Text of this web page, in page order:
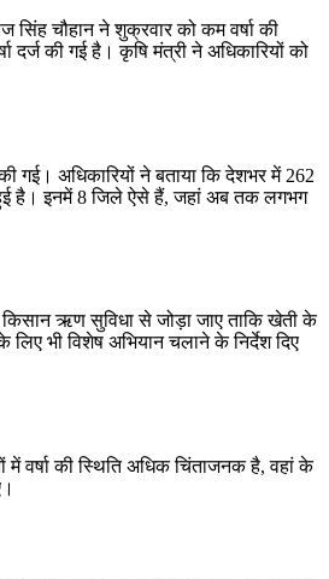
चौहान ने शुक्रवार को कम वर्षा की
की गई है। कृषि मंत्री ने अधिकारियों को
गई। अधिकारियों ने बताया कि देशभर में 262
हुई है। इनमें 8 जिले ऐसे हैं, जहां अब तक लगभग
किसान ऋण सुविधा से जोड़ा जाए ताकि खेती के
भी विशेष अभियान चलाने के निर्देश दिए
में वर्षा की स्थिति अधिक चिंताजनक है, वहां के